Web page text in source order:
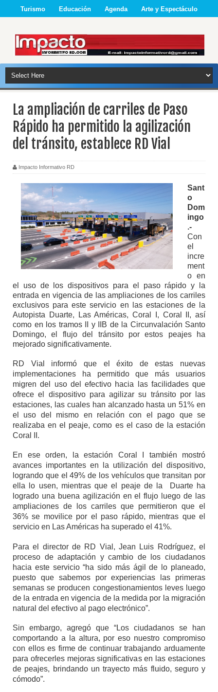
Turismo Educación Agenda Arte y Espectáculo
La ampliación de carriles de Paso
Rápido ha permitido la agilización
del tránsito, establece RD Vial
Impacto Informativo RD
Sant
o
Dom
ingo
.-
Con
el
incre
ment
o en
el uso de los dispositivos para el paso rápido y la
entrada en vigencia de las ampliaciones de los carriles
exclusivos para este servicio en las estaciones de la
Autopista Duarte, Las Américas, Coral I, Coral II, así
como en los tramos II y IIB de la Circunvalación Santo
Domingo, el flujo del tránsito por estos peajes ha
mejorado significativamente.
RD Vial informó que el éxito de estas nuevas
implementaciones ha permitido que más usuarios
migren del uso del efectivo hacia las facilidades que
ofrece el dispositivo para agilizar su tránsito por las
estaciones, las cuales han alcanzado hasta un 51% en
el uso del mismo en relación con el pago que se
realizaba en el peaje, como es el caso de la estación
Coral II.
En ese orden, la estación Coral I también mostró
avances importantes en la utilización del dispositivo,
logrando que el 49% de los vehículos que transitan por
ella lo usen, mientras que el peaje de la Duarte ha
logrado una buena agilización en el flujo luego de las
ampliaciones de los carriles que permitieron que el
36% se movilice por el paso rápido, mientras que el
servicio en Las Américas ha superado el 41%.
Para el director de RD Vial, Jean Luis Rodríguez, el
proceso de adaptación y cambio de los ciudadanos
hacia este servicio “ha sido más ágil de lo planeado,
puesto que sabemos por experiencias las primeras
semanas se producen congestionamientos leves luego
de la entrada en vigencia de la medida por la migración
natural del efectivo al pago electrónico”.
Sin embargo, agregó que “Los ciudadanos se han
comportando a la altura, por eso nuestro compromiso
con ellos es firme de continuar trabajando arduamente
para ofrecerles mejoras significativas en las estaciones
de peajes, brindando un trayecto más fluido, seguro y
cómodo”.